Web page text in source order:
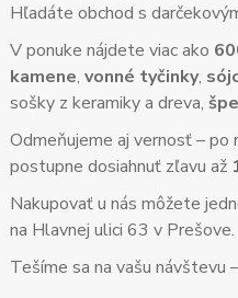
Hľadáte obchod s
V ponuke nájdete viac ako
kamene, vonné tyčinky,
sošky z keramiky a dreva,
Odmeňujeme aj vernosť – po
postupne dosiahnuť zľavu až
Nakupovať u nás môžete
na Hlavnej ulici 63 v Prešove.
Tešíme sa na vašu návštevu